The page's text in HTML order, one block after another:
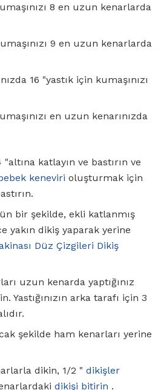
8 en uzun kenarlarda
9 en uzun kenarlarda
16 "yastık için kumaşınızı
en uzun kenarınızda
"altına katlayın ve bastırın ve
keneviri oluşturmak için
bir şekilde, ekli katlanmış
yakın dikiş yaparak yerine
Düz ​​Çizgileri Dikiş
uzun kenarda yaptığınız
Yastığınızın arka tarafı için 3
şekilde ham kenarları yerine
dikin, 1/2 " dikişler
dikişi bitirin .